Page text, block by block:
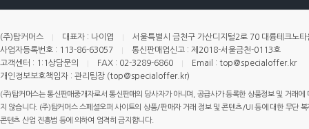
(주)탑커머스 대표자 : 나이엽
서울특별시 금천구 가산디지털2로 70 대륭테크노
사업자등록번호 : 113-86-63057
통신판매업신고 : 제2018-서울금천-0113호
고객센터 : 1:1상담문의
FAX : 02-3289-6860
Email : top@specialoffer.kr
개인정보보호책임자 : 관리팀장 (top@specialoffer.kr)
(주)탑커머스는 통신판매중개자로서 통신판매의 당사자가 아니며, 공급사가 등록한 상품정보 및 거래
지 않습니다. (주)탑커머스 스페셜오퍼 사이트의 상품/판매자 거래 정보 및 콘텐츠/UI 등에 대한 무단
콘텐츠 산업 진흥법 등에 의하여 엄격히 금지합니다.